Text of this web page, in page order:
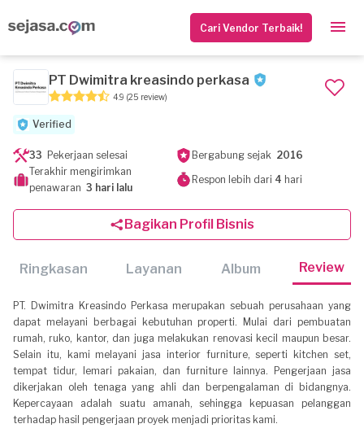
Cari Vendor Terbaik!
PT Dwimitra kreasindo perkasa
4.9 (25 review)
Verified
33 Pekerjaan selesai Bergabung sejak 2016
Terakhir mengirimkan
penawaran 3 hari lalu
Respon lebih dari 4 hari
Bagikan Profil Bisnis
Ringkasan Layanan Album Review
PT. Dwimitra Kreasindo Perkasa merupakan sebuah perusahaan yang
dapat melayani berbagai kebutuhan properti. Mulai dari pembuatan
rumah, ruko, kantor, dan juga melakukan renovasi kecil maupun besar.
Selain itu, kami melayani jasa interior furniture, seperti kitchen set,
tempat tidur, lemari pakaian, dan furniture lainnya. Pengerjaan jasa
dikerjakan oleh tenaga yang ahli dan berpengalaman di bidangnya.
Kepercayaan adalah suatu amanah, sehingga kepuasan pelanggan
terhadap hasil pengerjaan proyek menjadi prioritas kami.